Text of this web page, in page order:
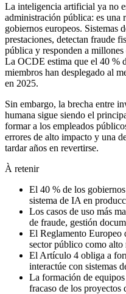
La inteligencia artificial ya no
administración pública: es una
gobiernos europeos. Sistemas
prestaciones, detectan fraude
pública y responden a millones
La OCDE estima que el 40 %
miembros han desplegado al
en 2025.
Sin embargo, la brecha entre
humana sigue siendo el
formar a los empleados
errores de alto impacto y una
tardar años en revertirse.
À retenir
El 40 % de los
sistema de IA en
Los casos de uso más
de fraude, gestión
El Reglamento Europeo
sector público como alto
El Artículo 4 obliga a
interactúe con sistemas
La formación de
fracaso de los proyectos